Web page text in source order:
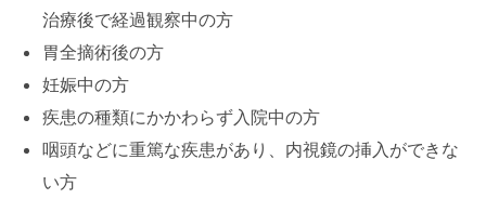
治療後で経過観察中の方
胃全摘術後の方
妊娠中の方
疾患の種類にかかわらず入院中の方
咽頭などに重篤な疾患があり、内視鏡の挿入ができな
い方